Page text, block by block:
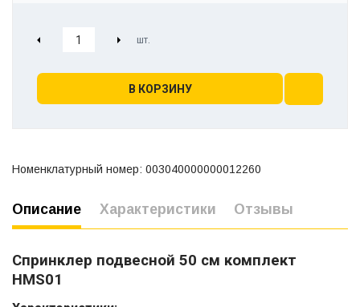
В КОРЗИНУ
Номенклатурный номер: 003040000000012260
Описание Характеристики Отзывы
Спринклер подвесной 50 см комплект
HMS01